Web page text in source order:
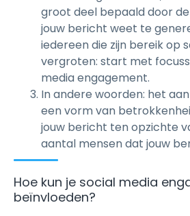
groot deel bepaald door
jouw bericht weet te
iedereen die zijn bereik op
vergroten: start met
media engagement.
In andere woorden: het
een vorm van
jouw bericht ten opzichte
aantal mensen dat jouw
Hoe kun je social media
beïnvloeden?